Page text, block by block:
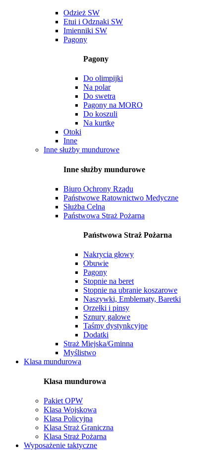
Odzież SW
Etui i Odznaki SW
Imienniki SW
Pagony
Pagony
Do olimpijki
Na polar
Do swetra
Pagony na MORO
Do koszuli
Na kurtkę
Otoki
Inne
Inne służby mundurowe
Inne służby mundurowe
Biuro Ochrony Rządu
Państwowe Ratownictwo Medyczne
Służba Celna
Państwowa Straż Pożarna
Państwowa Straż Pożarna
Nakrycia głowy
Obuwie
Pagony
Stopnie na beret
Stopnie na ubranie koszarowe
Naszywki, Emblematy, Baretki
Orzełki i pinsy
Sznury galowe
Taśmy dystynkcyjne
Dodatki
Straż Miejska/Gminna
Myślistwo
Klasa mundurowa
Klasa mundurowa
Pakiet OPW
Klasa Wojskowa
Klasa Policyjna
Klasa Straż Graniczna
Klasa Straż Pożarna
Wyposażenie taktyczne